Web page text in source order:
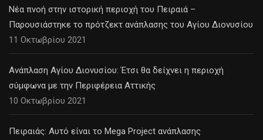
Νέα πνοή στην ιστορική περιοχή του Πειραιά –
Παρουσιάστηκε το πρότζεκτ ανάπλασης του Αγίου Διονυσίου
11 Οκτωβρίου 2021
Ανάπλαση Αγίου Διονυσίου: Έτσι θα δείχνει η περιοχή
σύμφωνα με την Περιφέρεια Αττικής
10 Οκτωβρίου 2021
Πειραιάς: Αυτό είναι το Mega Project ανάπλασης